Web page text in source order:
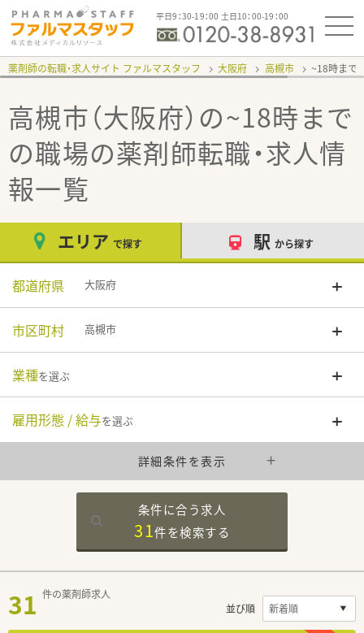
平日9：30-19：00 土日10：00-19：00
薬剤師の転職・求人サイト ファルマスタッフ 大阪府 高槻市 ~18時まで
高槻市（大阪府）の~18時まで
の職場の薬剤師転職・求人情
報一覧
エリア で探す 駅 から探す
都道府県 大阪府
市区町村 高槻市
業種を選ぶ
雇用形態 / 給与を選ぶ
詳細条件を表示
条件に合う求人
31件を検索する
31 件の薬剤師求人
並び順